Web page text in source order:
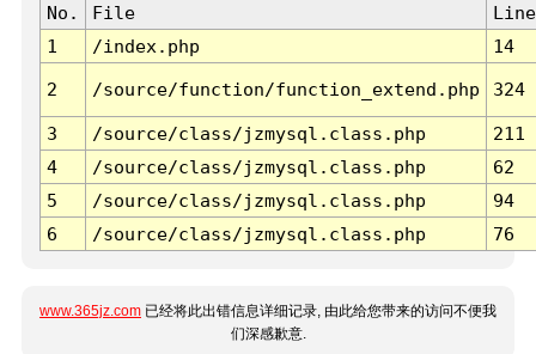
No. File
Line
1
/index.php 14
2 /source/function/function_extend.php 324
3 /source/class/jzmysql.class.php
211
4
/source/class/jzmysql.class.php
62
5
/source/class/jzmysql.class.php
94
6
/source/class/jzmysql.class.php 76
www.365jz.com 已经将此出错信息详细记录, 由此给您带来的访问不便我
们深感歉意.